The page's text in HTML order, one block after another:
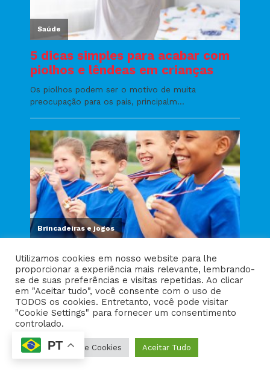
Utilizamos cookies em nosso website para lhe
proporcionar a experiência mais relevante, lembrando-
se de suas preferências e visitas repetidas. Ao clicar
em "Aceitar tudo", você consente com o uso de
TODOS os cookies. Entretanto, você pode visitar
"Cookie Settings" para fornecer um consentimento
controlado.
Configurações de Cookies Aceitar Tudo
PT